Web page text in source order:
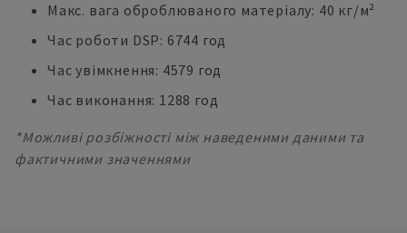
Макс. вага оброблюваного матеріалу: 40 кг/м²
Час роботи DSP: 6744 год
Час увімкнення: 4579 год
Час виконання: 1288 год
*Можливі розбіжності між наведеними даними та
фактичними значеннями